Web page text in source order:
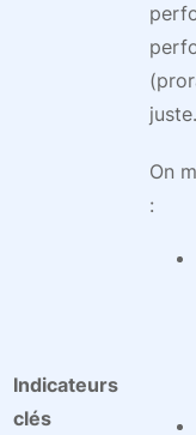
juste.
Indicateurs
clés
On
: